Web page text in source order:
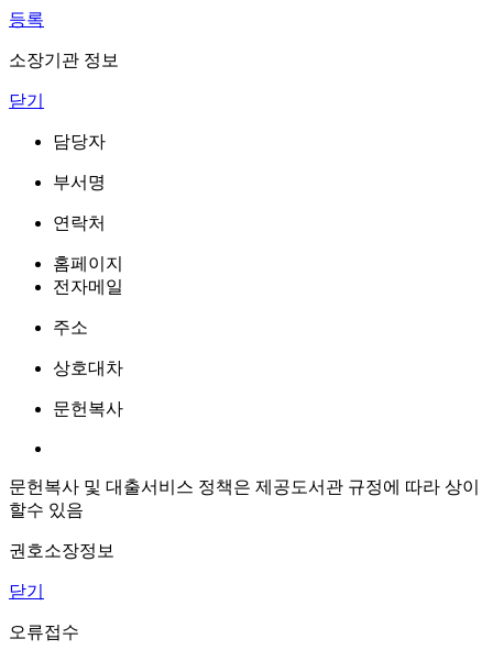
등록
소장기관 정보
닫기
담당자
부서명
연락처
홈페이지
전자메일
주소
상호대차
문헌복사
문헌복사 및 대출서비스 정책은 제공도서관 규정에 따라 상이
할수 있음
권호소장정보
닫기
오류접수